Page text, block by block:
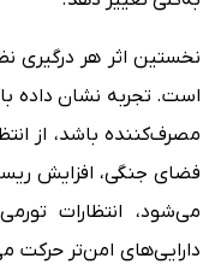
نخستین اثر هر درگیری
است. تجربه نشان داده
مصرف‌کننده باشد، از
فضای جنگی، افزایش
می‌شود، انتظارات
دارایی‌های امن‌تر حرکت